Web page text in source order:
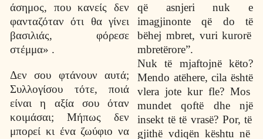
άσημος, που κανείς δεν
φανταζόταν ότι θα γίνει
βασιλιάς, φόρεσε
στέμμα» .
Δεν σου φτάνουν αυτά;
Συλλογίσου τότε, ποιά
είναι η αξία σου όταν
κοιμάσαι; Μήπως δεν
μπορεί κι ένα ζωύφιο να
që asnjeri nuk e
imagjinonte që do të
bëhej mbret, vuri kurorë
mbretërore”.
Nuk të mjaftojnëkëto?
Mendo atëhere, cila është
vlera jote kur fle? Mos
mundet qoftë dhe një
insekt tëtë vrasë? Por, të
gjithë vdiqën kështu në